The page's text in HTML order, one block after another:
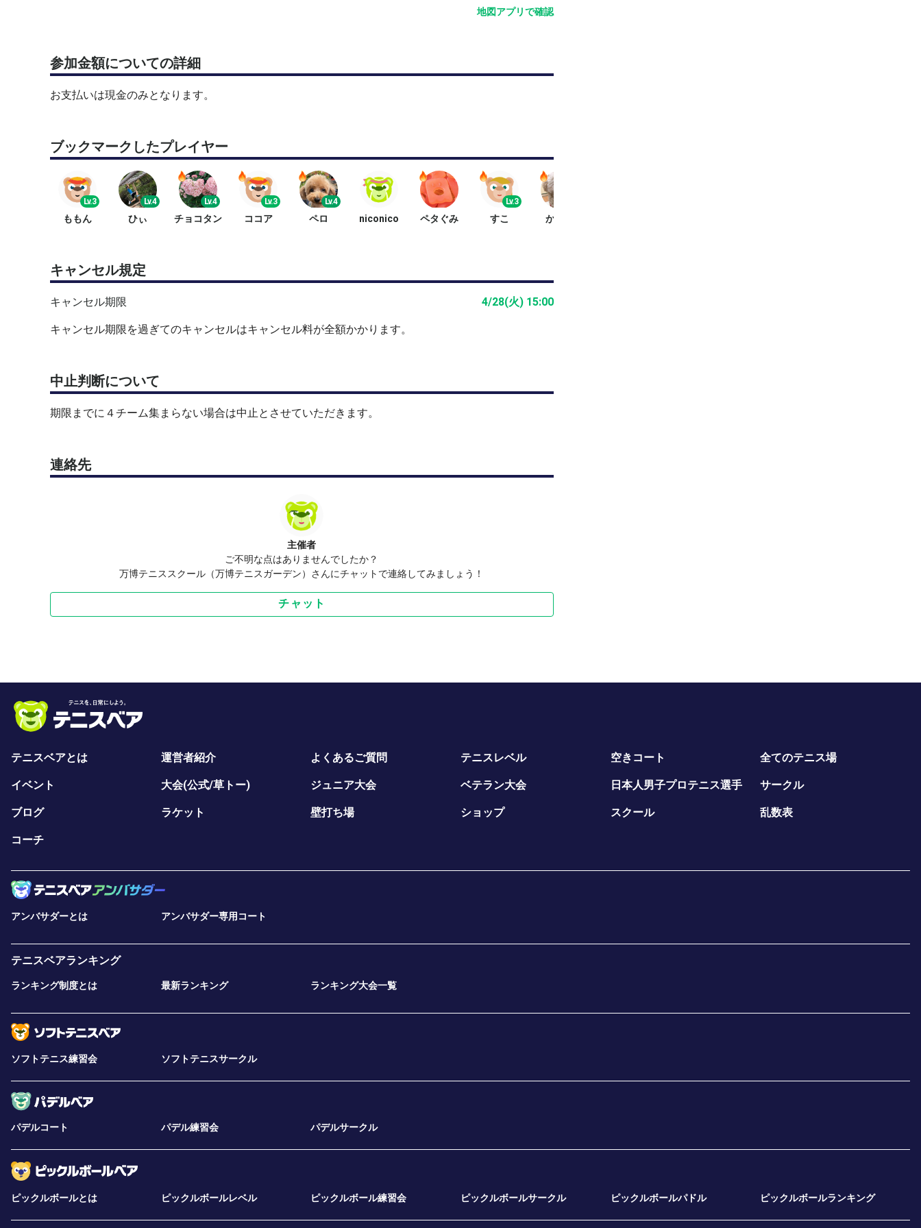
地図アプリで確認
参加金額についての詳細
お支払いは現金のみとなります。
ブックマークしたプレイヤー
Lv.3
ももん
Lv.4
ひぃ
Lv.4
チョコタン
Lv.3
ココア
Lv.4
ペロ niconico ペタぐみ
Lv.3
すこ かおり
キャンセル規定
キャンセル期限 4/28(火) 15:00
キャンセル期限を過ぎてのキャンセルはキャンセル料が全額かかります。
中止判断について
期限までに４チーム集まらない場合は中止とさせていただきます。
連絡先
主催者
ご不明な点はありませんでしたか？
万博テニススクール（万博テニスガーデン）さんにチャットで連絡してみましょう！
チャット
テニスベアとは 運営者紹介 よくあるご質問 テニスレベル 空きコート 全てのテニス場
イベント 大会(公式/草トー) ジュニア大会 ベテラン大会 日本人男子プロテニス選手 サークル
ブログ ラケット 壁打ち場 ショップ スクール 乱数表
コーチ
アンバサダーとは アンバサダー専用コート
テニスベアランキング
ランキング制度とは 最新ランキング ランキング大会一覧
ソフトテニス練習会 ソフトテニスサークル
パデルコート パデル練習会 パデルサークル
ピックルボールとは ピックルボールレベル ピックルボール練習会 ピックルボールサークル ピックルボールパドル ピックルボールランキング